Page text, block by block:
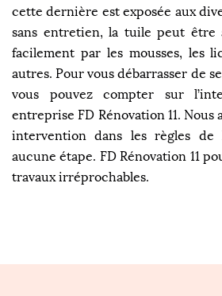
cette dernière est exposée aux
sans entretien, la tuile peut être
facilement par les mousses, les
autres. Pour vous débarrasser de
vous pouvez compter sur
entreprise FD Rénovation 11.
intervention dans les règles de
aucune étape. FD Rénovation 11
travaux irréprochables.